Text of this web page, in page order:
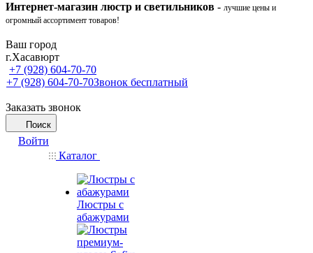
Интернет-магазин люстр и светильников - лучшие цены и
огромный ассортимент товаров!
Ваш город
г.Хасавюрт
+7 (928) 604-70-70
+7 (928) 604-70-70Звонок бесплатный
Заказать звонок
Поиск
Войти
Каталог
Люстры с
абажурами